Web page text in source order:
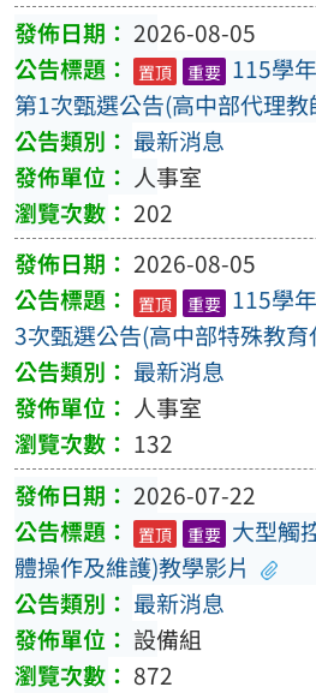
2026-08-05
置頂 重要 115學
第1次甄選公告(高中部代理教
最新消息
人事室
202
2026-08-05
置頂 重要 115學
3次甄選公告(高中部特殊教
最新消息
人事室
132
2026-07-22
置頂 重要 大型觸
體操作及維護)教學影片
最新消息
設備組
872